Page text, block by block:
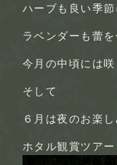
ハーブも良い季節
ラベンダーも蕾
今月の中頃には咲
そして
６月は夜のお楽し
ホタル観賞ツアー